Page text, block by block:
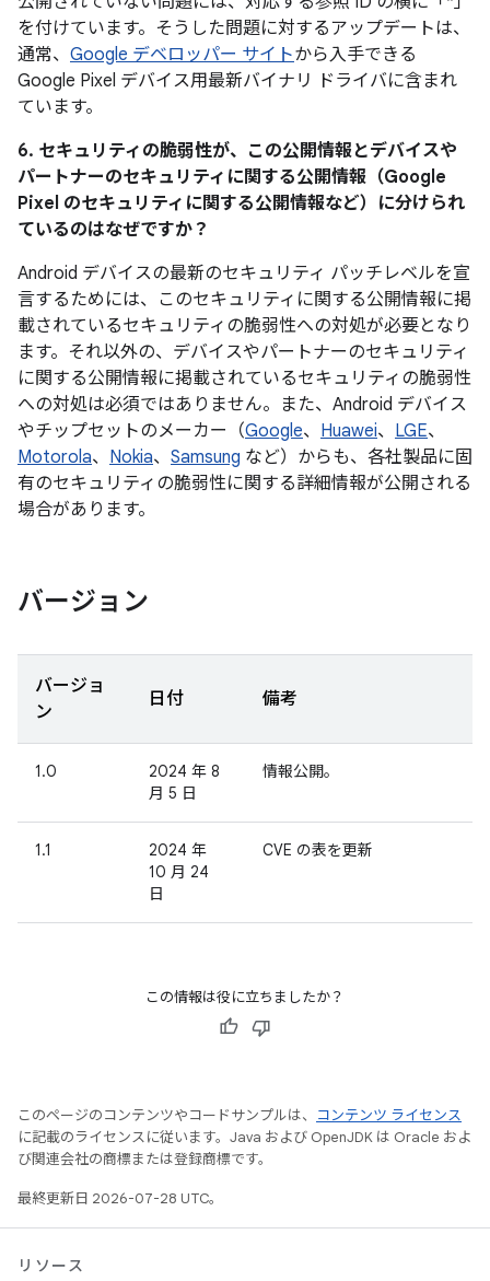
を付けています。そうした問題に対するアップデートは、
通常、 Google デベロッパー サイトから入手できる
Google Pixel デバイス用最新バイナリ ドライバに含まれ
ています。
6. セキュリティの脆弱性が、この公開情報とデバイスや
パートナーのセキュリティに関する公開情報（Google
Pixel のセキュリティに関する公開情報など）に分けられ
ているのはなぜですか？
Android デバイスの最新のセキュリティ パッチレベルを宣
言するためには、このセキュリティに関する公開情報に掲
載されているセキュリティの脆弱性への対処が必要となり
ます。それ以外の、デバイスやパートナーのセキュリティ
に関する公開情報に掲載されているセキュリティの脆弱性
への対処は必須ではありません。また、Android デバイス
やチップセットのメーカー（Google、 Huawei、 LGE、
Motorola、 Nokia、 Samsung など）からも、各社製品に固
有のセキュリティの脆弱性に関する詳細情報が公開される
場合があります。
バージョン
バージョ
ン
日付 備考
1.0
2024 年 8
月 5 日
情報公開。
1.1
2024 年
10 月 24
日
CVE の表を更新
この情報は役に立ちましたか？
このページのコンテンツやコードサンプルは、
コンテンツ ライセンス
に記載のライセンスに従います。Java および OpenJDK は Oracle およ
び関連会社の商標または登録商標です。
最終更新日 2026-07-28 UTC。
リソース